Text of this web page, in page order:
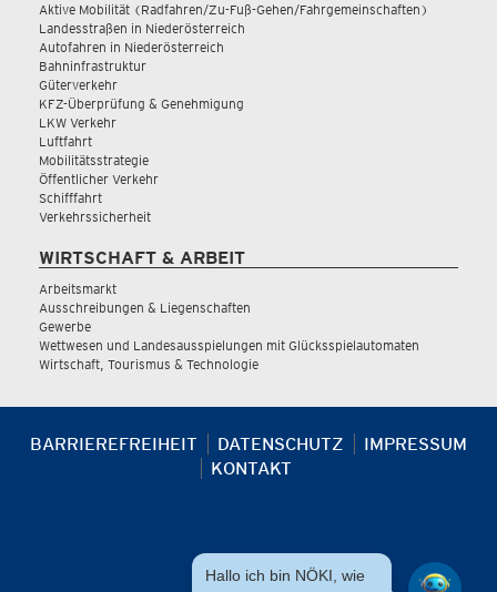
Aktive Mobilität (Radfahren/Zu-Fuß-Gehen/Fahrgemeinschaften)
Landesstraßen in Niederösterreich
Autofahren in Niederösterreich
Bahninfrastruktur
Güterverkehr
KFZ-Überprüfung & Genehmigung
LKW Verkehr
Luftfahrt
Mobilitätsstrategie
Öffentlicher Verkehr
Schifffahrt
Verkehrssicherheit
WIRTSCHAFT & ARBEIT
Arbeitsmarkt
Ausschreibungen & Liegenschaften
Gewerbe
Wettwesen und Landesausspielungen mit Glücksspielautomaten
Wirtschaft, Tourismus & Technologie
BARRIEREFREIHEIT DATENSCHUTZ
IMPRESSUM
KONTAKT
Hallo ich bin NÖKI, wie